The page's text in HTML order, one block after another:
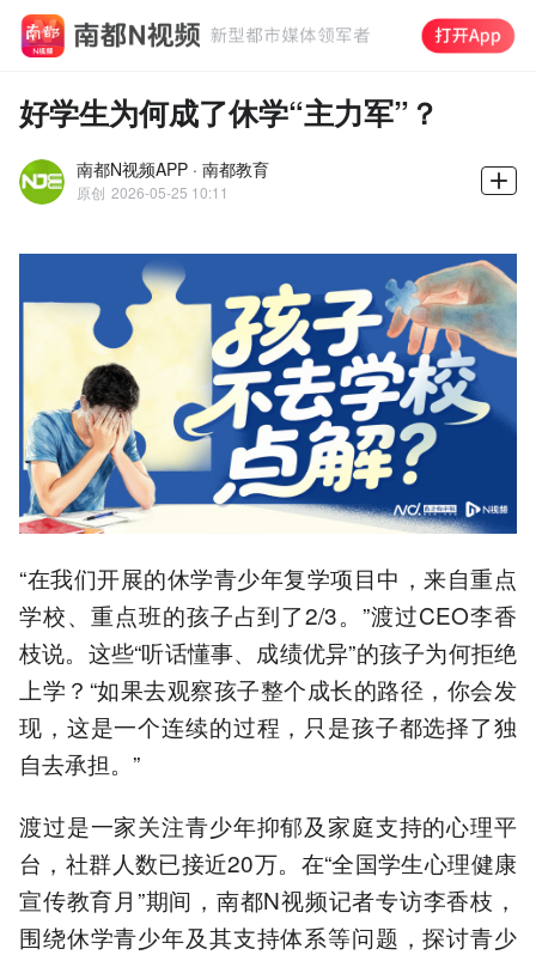
好学生为何成了休学“主力军”？
南都N视频APP · 南都教育
原创 2026-05-25 10:11
“在我们开展的休学青少年复学项目中，来自重点
学校、重点班的孩子占到了2/3。”渡过CEO李香
枝说。这些“听话懂事、成绩优异”的孩子为何拒绝
上学？“如果去观察孩子整个成长的路径，你会发
现，这是一个连续的过程，只是孩子都选择了独
自去承担。”
渡过是一家关注青少年抑郁及家庭支持的心理平
台，社群人数已接近20万。在“全国学生心理健康
宣传教育月”期间，南都N视频记者专访李香枝，
围绕休学青少年及其支持体系等问题，探讨青少